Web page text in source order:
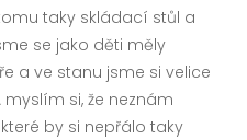
taky skládací stůl a
se jako děti měly
a ve stanu jsme si velice
si, že neznám
by si nepřálo taky